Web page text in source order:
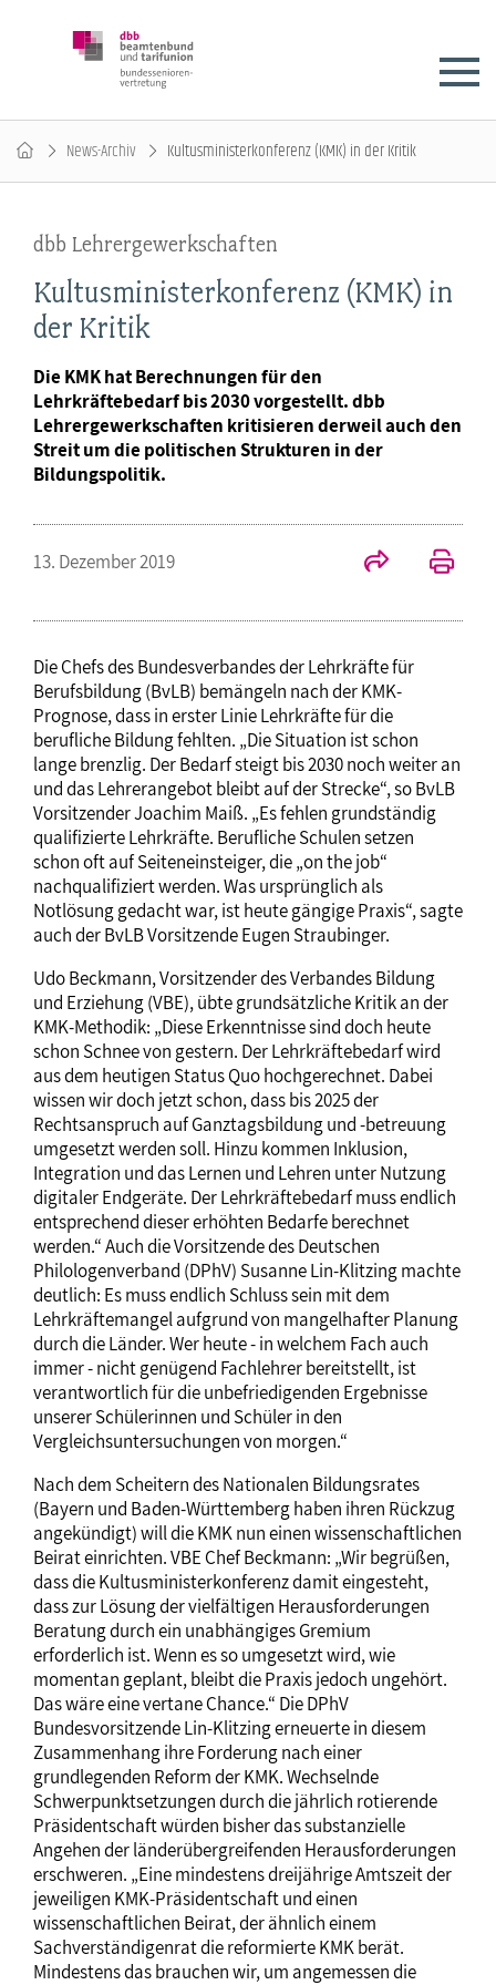
News-Archiv Kultusministerkonferenz (KMK) in der Kritik
dbb Lehrergewerkschaften
Kultusministerkonferenz (KMK) in
der Kritik
Die KMK hat Berechnungen für den
Lehrkräftebedarf bis 2030 vorgestellt. dbb
Lehrergewerkschaften kritisieren derweil auch den
Streit um die politischen Strukturen in der
Bildungspolitik.
13. Dezember 2019
Die Chefs des Bundesverbandes der Lehrkräfte für
Berufsbildung (BvLB) bemängeln nach der KMK-
Prognose, dass in erster Linie Lehrkräfte für die
berufliche Bildung fehlten. „Die Situation ist schon
lange brenzlig. Der Bedarf steigt bis 2030 noch weiter an
und das Lehrerangebot bleibt auf der Strecke“, so BvLB
Vorsitzender Joachim Maiß. „Es fehlen grundständig
qualifizierte Lehrkräfte. Berufliche Schulen setzen
schon oft auf Seiteneinsteiger, die „on the job“
nachqualifiziert werden. Was ursprünglich als
Notlösung gedacht war, ist heute gängige Praxis“, sagte
auch der BvLB Vorsitzende Eugen Straubinger.
Udo Beckmann, Vorsitzender des Verbandes Bildung
und Erziehung (VBE), übte grundsätzliche Kritik an der
KMK-Methodik: „Diese Erkenntnisse sind doch heute
schon Schnee von gestern. Der Lehrkräftebedarf wird
aus dem heutigen Status Quo hochgerechnet. Dabei
wissen wir doch jetzt schon, dass bis 2025 der
Rechtsanspruch auf Ganztagsbildung und -betreuung
umgesetzt werden soll. Hinzu kommen Inklusion,
Integration und das Lernen und Lehren unter Nutzung
digitaler Endgeräte. Der Lehrkräftebedarf muss endlich
entsprechend dieser erhöhten Bedarfe berechnet
werden.“ Auch die Vorsitzende des Deutschen
Philologenverband (DPhV) Susanne Lin-Klitzing machte
deutlich: Es muss endlich Schluss sein mit dem
Lehrkräftemangel aufgrund von mangelhafter Planung
durch die Länder. Wer heute - in welchem Fach auch
immer - nicht genügend Fachlehrer bereitstellt, ist
verantwortlich für die unbefriedigenden Ergebnisse
unserer Schülerinnen und Schüler in den
Vergleichsuntersuchungen von morgen.“
Nach dem Scheitern des Nationalen Bildungsrates
(Bayern und Baden-Württemberg haben ihren Rückzug
angekündigt) will die KMK nun einen wissenschaftlichen
Beirat einrichten. VBE Chef Beckmann: „Wir begrüßen,
dass die Kultusministerkonferenz damit eingesteht,
dass zur Lösung der vielfältigen Herausforderungen
Beratung durch ein unabhängiges Gremium
erforderlich ist. Wenn es so umgesetzt wird, wie
momentan geplant, bleibt die Praxis jedoch ungehört.
Das wäre eine vertane Chance.“ Die DPhV
Bundesvorsitzende Lin-Klitzing erneuerte in diesem
Zusammenhang ihre Forderung nach einer
grundlegenden Reform der KMK. Wechselnde
Schwerpunktsetzungen durch die jährlich rotierende
Präsidentschaft würden bisher das substanzielle
Angehen der länderübergreifenden Herausforderungen
erschweren. „Eine mindestens dreijährige Amtszeit der
jeweiligen KMK-Präsidentschaft und einen
wissenschaftlichen Beirat, der ähnlich einem
Sachverständigenrat die reformierte KMK berät.
Mindestens das brauchen wir, um angemessen die